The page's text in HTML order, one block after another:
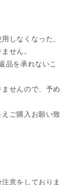
しなくなった、
せん。
品を承れないこ
せんので、予め
ご購入お願い致
意をしておりま